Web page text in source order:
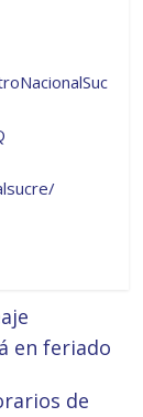
en feriado
de